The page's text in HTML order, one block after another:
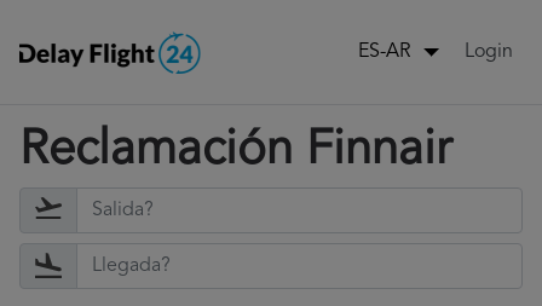
ES-AR Login
Reclamación Finnair